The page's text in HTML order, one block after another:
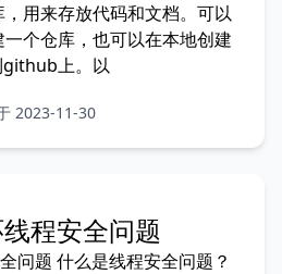
用来存放代码和文档。可以
个仓库，也可以在本地创建
github上。以
2023-11-30
程安全问题
问题 什么是线程安全问题？